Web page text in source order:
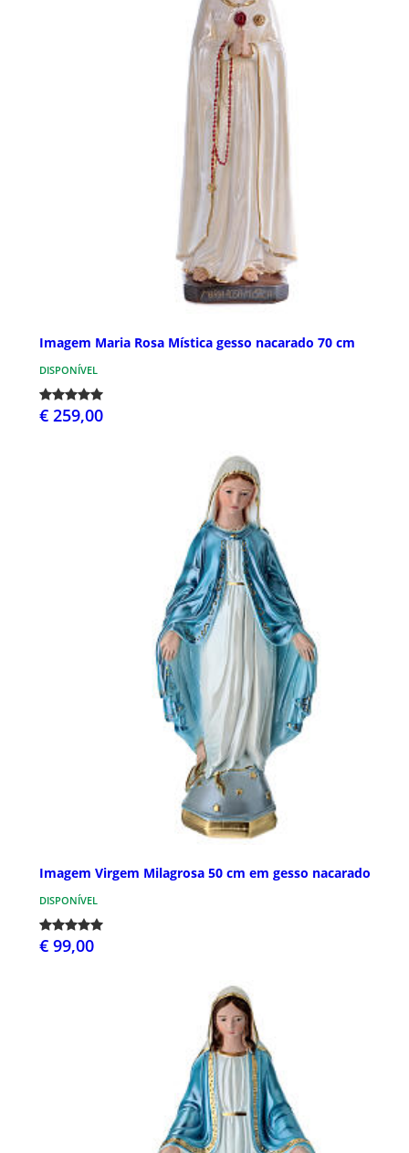
Imagem Maria Rosa Mística gesso nacarado 70 cm
DISPONÍVEL
€ 259,00
Imagem Virgem Milagrosa 50 cm em gesso nacarado
DISPONÍVEL
€ 99,00